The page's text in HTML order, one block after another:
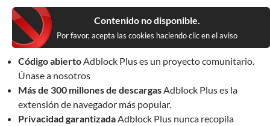
Contenido no disponible.
Por favor, acepta las cookies haciendo clic en el aviso
Código abiertoAdblock Plus es un proyecto comunitario.
Únase a nosotros
Más de 300 millones de descargasAdblock Plus es la
extensión de navegador más popular.
Privacidad garantizadaAdblock Plus nunca recopila